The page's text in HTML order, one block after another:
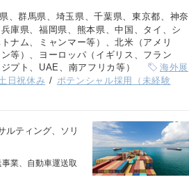
、群馬県、埼玉県、千葉県、東京都、神奈
庫県、福岡県、熊本県、中国、タイ、シ
ナム、ミャンマー等）、北米（アメリ
等）、ヨーロッパ（イギリス、フラン
プト、UAE、南アフリカ等）
海外展
日祝休み
ポテンシャル採用（未経験
ルティング、ソリ
業、自動車運送取